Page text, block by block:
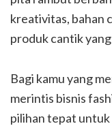
kreativitas, bahan
produk cantik
Bagi kamu yang
merintis bisnis
pilihan tepat untuk